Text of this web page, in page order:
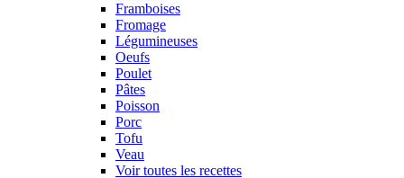
Framboises
Fromage
Légumineuses
Oeufs
Poulet
Pâtes
Poisson
Porc
Tofu
Veau
Voir toutes les recettes